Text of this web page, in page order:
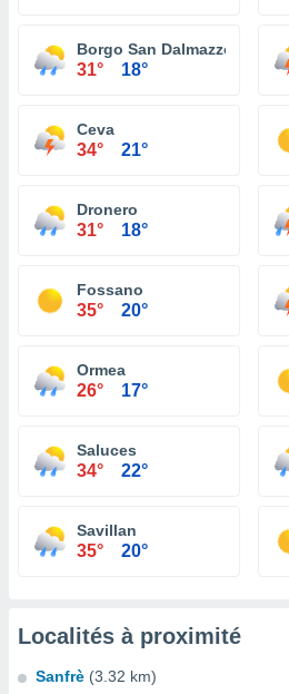
Borgo San Dalmazzo
31° 18°
Ceva
34° 21°
Dronero
31° 18°
Fossano
35° 20°
Ormea
26° 17°
Saluces
34° 22°
Savillan
35° 20°
Localités à proximité
Sanfrè (3.32 km)